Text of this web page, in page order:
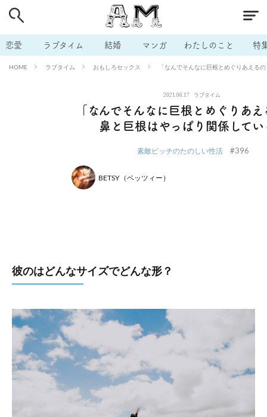
恋愛 ラブタイム 結婚 マンガ わたしのこと 特
HOME ラブタイム おもしろセックス 「なんでそんなに巨根とめぐりあえる
2021.06.17 ラブタイム
「なんでそんなに巨根とめぐりあ
鼻と巨根はやっぱり関係してい
素敵ビッチのたのしい性活 #396
BETSY（ベッツィー）
彼のはどんなサイズでどんな形？
# 男の本音 # セフレ # 不倫
# 出会う方法 # マッチングアプリ # ラブグッズ # 体の相